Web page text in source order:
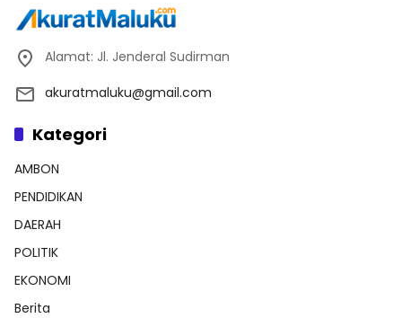
Alamat: Jl. Jenderal Sudirman
akuratmaluku@gmail.com
Kategori
AMBON
PENDIDIKAN
DAERAH
POLITIK
EKONOMI
Berita